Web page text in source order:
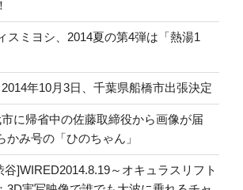
スミヨシ、2014夏の第4弾は「熱湯1
年10月3日、千葉県船橋市出張決定
に帰省中の佐藤取締役から画像が届
かみ号の「ひのちゃん」
]WIRED2014.8.19～オキュラスリフト